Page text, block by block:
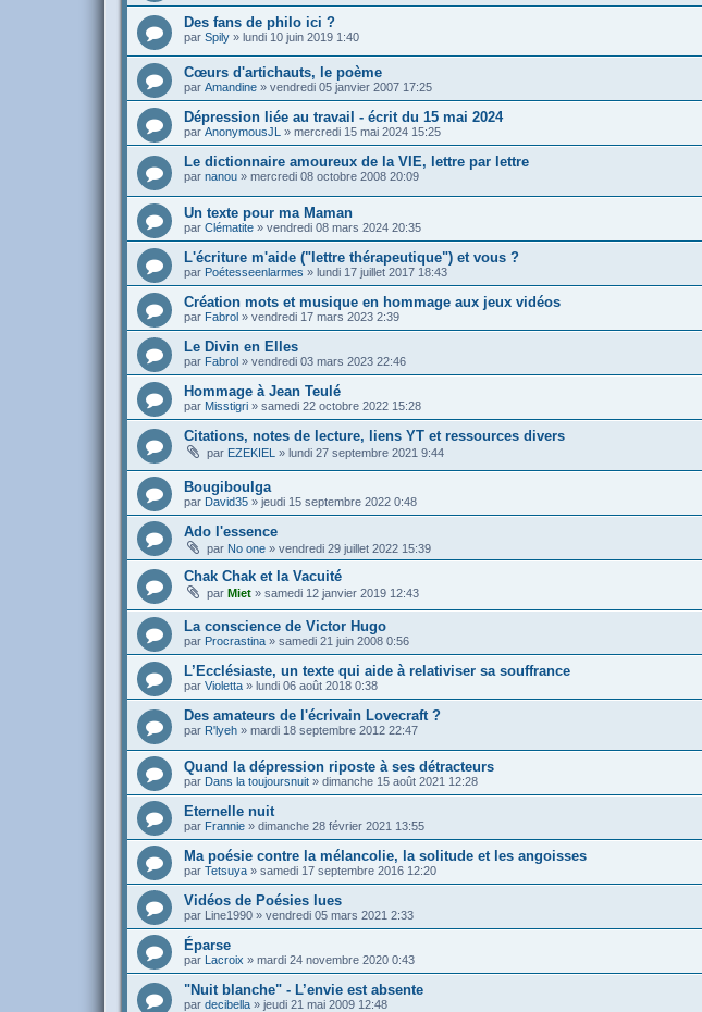
Des fans de philo ici ?
par Spily » lundi 10 juin 2019 1:40
Cœurs d'artichauts, le poème
par Amandine » vendredi 05 janvier 2007 17:25
Dépression liée au travail - écrit du 15 mai 2024
par AnonymousJL » mercredi 15 mai 2024 15:25
Le dictionnaire amoureux de la VIE, lettre par lettre
par nanou » mercredi 08 octobre 2008 20:09
Un texte pour ma Maman
par Clématite » vendredi 08 mars 2024 20:35
L'écriture m'aide ("lettre thérapeutique") et vous ?
par Poétesseenlarmes » lundi 17 juillet 2017 18:43
Création mots et musique en hommage aux jeux vidéos
par Fabrol » vendredi 17 mars 2023 2:39
Le Divin en Elles
par Fabrol » vendredi 03 mars 2023 22:46
Hommage à Jean Teulé
par Misstigri » samedi 22 octobre 2022 15:28
Citations, notes de lecture, liens YT et ressources divers
par EZEKIEL » lundi 27 septembre 2021 9:44
Bougiboulga
par David35 » jeudi 15 septembre 2022 0:48
Ado l'essence
par No one » vendredi 29 juillet 2022 15:39
Chak Chak et la Vacuité
par Miet » samedi 12 janvier 2019 12:43
La conscience de Victor Hugo
par Procrastina » samedi 21 juin 2008 0:56
L’Ecclésiaste, un texte qui aide à relativiser sa souffrance
par Violetta » lundi 06 août 2018 0:38
Des amateurs de l'écrivain Lovecraft ?
par R'lyeh » mardi 18 septembre 2012 22:47
Quand la dépression riposte à ses détracteurs
par Dans la toujoursnuit » dimanche 15 août 2021 12:28
Eternelle nuit
par Frannie » dimanche 28 février 2021 13:55
Ma poésie contre la mélancolie, la solitude et les angoisses
par Tetsuya » samedi 17 septembre 2016 12:20
Vidéos de Poésies lues
par Line1990 » vendredi 05 mars 2021 2:33
Éparse
par Lacroix » mardi 24 novembre 2020 0:43
"Nuit blanche" - L’envie est absente
par decibella » jeudi 21 mai 2009 12:48